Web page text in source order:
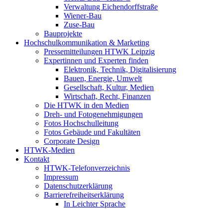
Verwaltung Eichendorffstraße
Wiener-Bau
Zuse-Bau
Bauprojekte
Hochschulkommunikation & Marketing
Pressemitteilungen HTWK Leipzig
Expertinnen und Experten finden
Elektronik, Technik, Digitalisierung
Bauen, Energie, Umwelt
Gesellschaft, Kultur, Medien
Wirtschaft, Recht, Finanzen
Die HTWK in den Medien
Dreh- und Fotogenehmigungen
Fotos Hochschulleitung
Fotos Gebäude und Fakultäten
Corporate Design
HTWK-Medien
Kontakt
HTWK-Telefonverzeichnis
Impressum
Datenschutzerklärung
Barrierefreiheitserklärung
In Leichter Sprache